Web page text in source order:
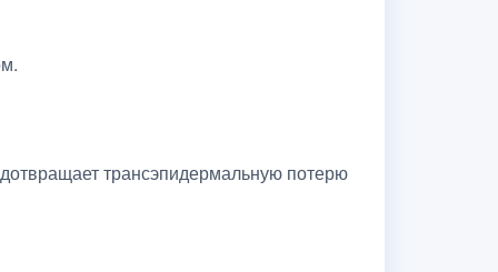
трансэпидермальную потерю